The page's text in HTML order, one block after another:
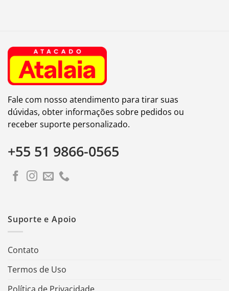
Fale com nosso atendimento para tirar suas
dúvidas, obter informações sobre pedidos ou
receber suporte personalizado.
+55 51 9866-0565
Suporte e Apoio
Contato
Termos de Uso